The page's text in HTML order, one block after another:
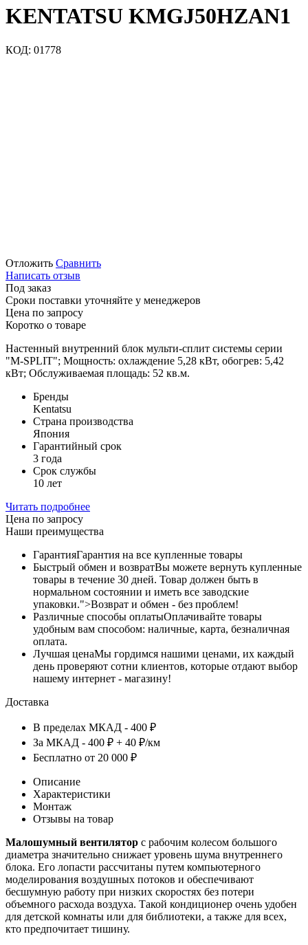
KENTATSU KMGJ50HZAN1
КОД: 01778
Отложить Сравнить
Написать отзыв
Под заказ
Сроки поставки уточняйте у менеджеров
Цена по запросу
Коротко о товаре
Настенный внутренний блок мульти-сплит системы серии
"M-SPLIT"; Мощность: охлаждение 5,28 кВт, обогрев: 5,42
кВт; Обслуживаемая площадь: 52 кв.м.
Бренды
Kentatsu
Страна производства
Япония
Гарантийный срок
3 года
Срок службы
10 лет
Читать подробнее
Цена по запросу
Наши преимущества
ГарантияГарантия на все купленные товары
Быстрый обмен и возвратВы можете вернуть купленные
товары в течение 30 дней. Товар должен быть в
нормальном состоянии и иметь все заводские
упаковки.">Возврат и обмен - без проблем!
Различные способы оплатыОплачивайте товары
удобным вам способом: наличные, карта, безналичная
оплата.
Лучшая ценаМы гордимся нашими ценами, их каждый
день проверяют сотни клиентов, которые отдают выбор
нашему интернет - магазину!
Доставка
В пределах МКАД - 400 ₽
За МКАД - 400 ₽ + 40 ₽/км
Бесплатно от 20 000 ₽
Описание
Характеристики
Монтаж
Отзывы на товар
Малошумный вентилятор с рабочим колесом большого
диаметра значительно снижает уровень шума внутреннего
блока. Его лопасти рассчитаны путем компьютерного
моделирования воздушных потоков и обеспечивают
бесшумную работу при низких скоростях без потери
объемного расхода воздуха. Такой кондиционер очень удобен
для детской комнаты или для библиотеки, а также для всех,
кто предпочитает тишину.